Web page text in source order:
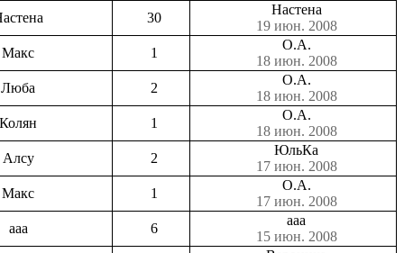
30
Настена
19 июн. 2008
Макс 1
О.А.
18 июн. 2008
Люба 2
О.А.
18 июн. 2008
Колян 1
О.А.
18 июн. 2008
Алсу 2
ЮльКа
17 июн. 2008
Макс 1
О.А.
17 июн. 2008
aaa 6
aaa
15 июн. 2008